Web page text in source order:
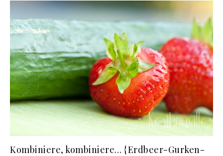
Kombiniere, kombiniere… {Erdbeer-Gurken-